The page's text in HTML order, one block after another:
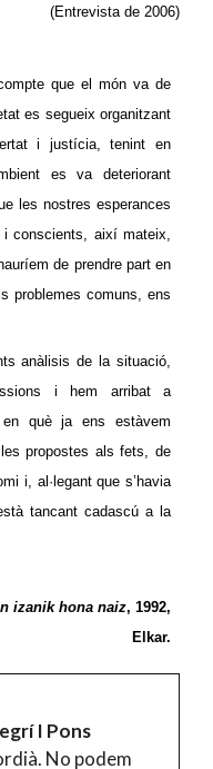
(Entrevista de 2006)
que el món va de
es segueix organitzant
i justícia, tenint en
es va deteriorant
les nostres esperances
conscients, així mateix,
de prendre part en
problemes comuns, ens
anàlisis de la situació,
i hem arribat a
què ja ens estàvem
propostes als fets, de
i, al·legant que s’havia
tancant cadascú a la
izanik hona naiz, 1992,
Elkar.
I Pons
No podem